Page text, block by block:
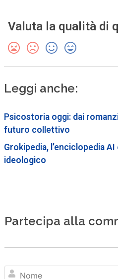
Valuta la qualità di
Leggi anche:
Psicostoria oggi: dai
futuro collettivo
Grokipedia, l’enciclopedia
ideologico
Partecipa alla